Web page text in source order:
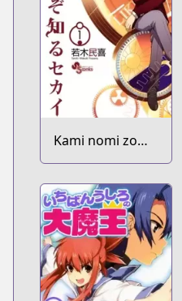
Kami nomi zo
Shiru Sekai